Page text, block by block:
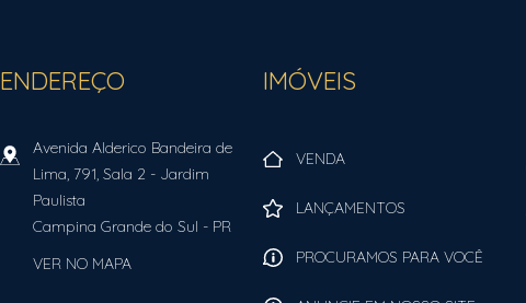
ENDEREÇO
Avenida Alderico Bandeira de
Lima, 791, Sala 2 - Jardim
Paulista
Campina Grande do Sul - PR
VER NO MAPA
IMÓVEIS
VENDA
LANÇAMENTOS
PROCURAMOS PARA VOCÊ